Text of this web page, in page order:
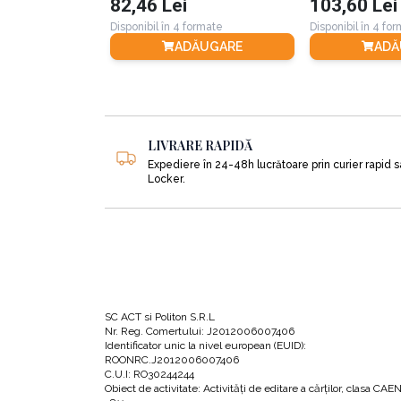
Dincolo de faptul că tapotarea te poate
Vreau să încep! Ce trebuie să fac?
Stabilirea țintei – „Sunt foarte stresată în
Evaluează intensitatea țintei tale de la 0
3. Creează o afirmație de pregătire (p.48)
4. Tapotează pe punctul de pe muchea
5. Tapotează ușor prin cele opt puncte din
șapte ori fiecare punct (p. 49). Repetă
82,46 Lei
Disponibil în 4 formate
ADĂUGARE
103,60 Lei
Disponibil în 4
LIVRARE RAPIDĂ
Expediere în 24-48h lucrătoare prin curier rapid
Locker.
SC ACT si Politon S.R.L
Nr. Reg. Comertului: J2012006007406
Identificator unic la nivel european (EUID):
ROONRC.J2012006007406
C.U.I: RO30244244
Obiect de activitate: Activităţi de editare a cărţilor, clasa CAEN